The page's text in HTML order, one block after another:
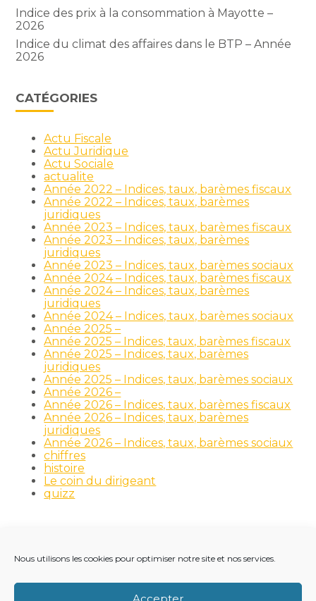
Nous utilisons les cookies pour optimiser notre site et nos services.
Accepter
Indice des prix à la consommation à Mayotte –
2026
Indice du climat des affaires dans le BTP – Année
2026
CATÉGORIES
Actu Fiscale
Actu Juridique
Actu Sociale
actualite
Année 2022 – Indices, taux, barèmes fiscaux
Année 2022 – Indices, taux, barèmes
juridiques
Année 2023 – Indices, taux, barèmes fiscaux
Année 2023 – Indices, taux, barèmes
juridiques
Année 2023 – Indices, taux, barèmes sociaux
Année 2024 – Indices, taux, barèmes fiscaux
Année 2024 – Indices, taux, barèmes
juridiques
Année 2024 – Indices, taux, barèmes sociaux
Année 2025 –
Année 2025 – Indices, taux, barèmes fiscaux
Année 2025 – Indices, taux, barèmes
juridiques
Année 2025 – Indices, taux, barèmes sociaux
Année 2026 –
Année 2026 – Indices, taux, barèmes fiscaux
Année 2026 – Indices, taux, barèmes
juridiques
Année 2026 – Indices, taux, barèmes sociaux
chiffres
histoire
Le coin du dirigeant
quizz
Principale
RECRUTEMENT
NOTRE ACTUALITÉ